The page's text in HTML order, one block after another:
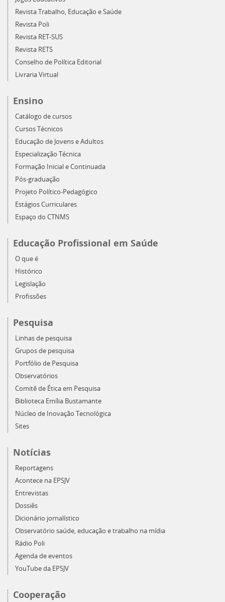
Revista Trabalho, Educação e Saúde
Revista Poli
Revista RET-SUS
Revista RETS
Conselho de Política Editorial
Livraria Virtual
Ensino
Catálogo de cursos
Cursos Técnicos
Educação de Jovens e Adultos
Especialização Técnica
Formação Inicial e Continuada
Pós-graduação
Projeto Político-Pedagógico
Estágios Curriculares
Espaço do CTNMS
Educação Profissional em Saúde
O que é
Histórico
Legislação
Profissões
Pesquisa
Linhas de pesquisa
Grupos de pesquisa
Portfólio de Pesquisa
Observatórios
Comitê de Ética em Pesquisa
Biblioteca Emília Bustamante
Núcleo de Inovação Tecnológica
Sites
Notícias
Reportagens
Acontece na EPSJV
Entrevistas
Dossiês
Dicionário jornalístico
Observatório saúde, educação e trabalho na mídia
Rádio Poli
Agenda de eventos
YouTube da EPSJV
Cooperação